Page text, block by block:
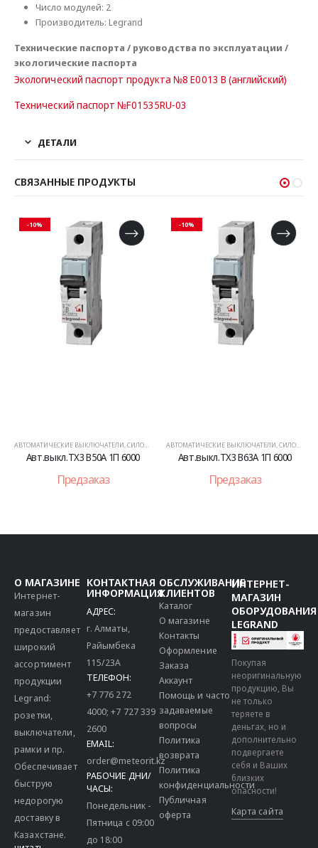
Число модулей: 2
Производитель: Legrand
Технические паспорта / руководства по эксплуатации /
экологические паспорта
Экологический паспорт продукта №8 E0013 B (английский)
Технический паспорт №F01535RU-03
ДЕТАЛИ
СВЯЗАННЫЕ ПРОДУКТЫ
-10%
АВТОМАТИЧЕСКИЕ ВЫКЛЮЧАТЕЛИ СИЛОВОЕ ОБОРУДОВАНИЕ
Авт.выкл.TX3 B50A 1П 6000
Предзаказ
-10%
АВТОМАТИЧЕСКИЕ ВЫКЛЮЧАТЕЛИ СИЛОВОЕ ОБОРУДОВАНИЕ
Авт.выкл.TX3 B63A 1П 6000
Предзаказ
О МАГАЗИНЕ
Интернет-
магазин
предоставляет
широкий
ассортимент
продукции
Legrand:
розетки,
выключатели,
рамки и пр.
Обеспечивает
быструю
недорогую
доставку в
Казахстане.
КОНТАКТНАЯ
ИНФОРМАЦИЯ
АДРЕС:
г. Алматы,
Райымбека
115/23A
ТЕЛЕФОН:
+7 776 272
4000;+7 727 339
2600
EMAIL:
order@meteorit.kz
РАБОЧИЕ ДНИ/
ЧАСЫ:
Понедельник -
Пятница с 09:00
до 18:00
ОБСЛУЖИВАНИЕ
КЛИЕНТОВ
Каталог
О магазине
Контакты
Оформление
Заказа
Аккаунт
Помощь и часто
задаваемые
вопросы
Политика
возврата
Политика
конфиденциальности
Публичная
оферта
ИНТЕРНЕТ-
МАГАЗИН
ОБОРУДОВАНИЯ
LEGRAND
Покупая
неоригинальную
продукцию, Вы
не только
теряете в
деньгах, но и
дополнительно
подвергаете
себя и Ваших
близких
опасности!
Карта сайта